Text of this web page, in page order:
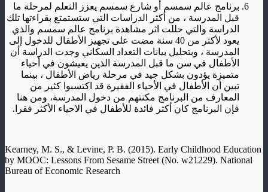
برنامج عالم سمسم أو شارع سمسم يعزز التعلم لمرحلة ما
قبل المدرسة ، من أكثر الدراسات التي ستستمتع بقراءتها تلك
الدراسة والتي حللت اثر مشاهدة برنامج عالم سمسم والذي
يعود لأكثر من 40 سنة مضت على تجهيز الأطفال للدخول إلى
المدرسة ، وبتحليل بيانات التعداد السكاني وجدت الدراسة أن
الأطفال في سن ما قبل المدرسة الذين يعيشون في أحياء
متميزة يؤدون بشكل جيد في مرحلة رياض الأطفال ، بينما
تبين أن الأطفال في الأحياء الفقيرة قد اكتسبوا كثير من
المعارف من البرنامج مكنتهم من دخول المدرسة، ومن هنا
فإن البرنامج كان أكثر فائدة للأطفال في الاحياء الأكثر فقرا.
Kearney, M. S., & Levine, P. B. (2015). Early Childhood Education
by MOOC: Lessons From Sesame Street (No. w21229). National
Bureau of Economic Research